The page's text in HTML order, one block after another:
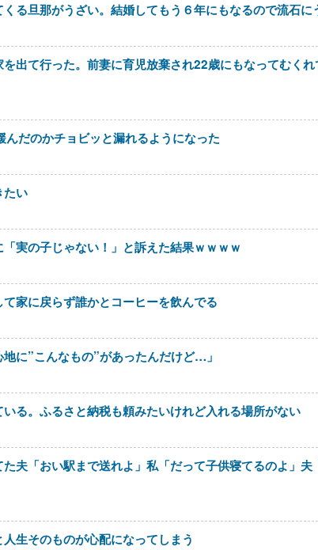
る旦那がうざい。結婚してもう６年にもなるので流石に
を出て行った。前妻に育児放棄され22歳にもなってむく
だのかチョビッと漏れるようになった
たい
実の子じゃない！」と訴えた結果ｗｗｗｗ
家に戻らず誰かとコーヒーを飲んでる
に”こんなもの”があったんだけど…」
る。ふるさと納税も頼みたいけれど入れる場所がない
夫「おい駅まで送れよ」私「だって子供寝てるのよ」
生そのものが心配になってしまう